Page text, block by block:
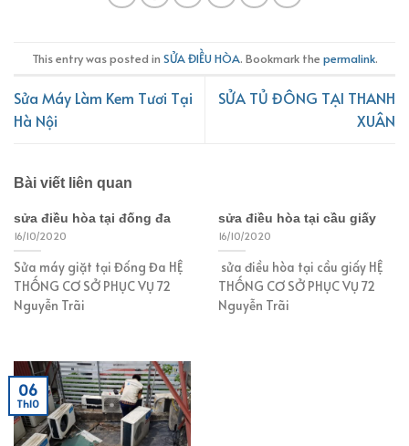
This entry was posted in SỬA ĐIỀU HÒA. Bookmark the permalink.
Sửa Máy Làm Kem Tươi Tại
Hà Nội
SỬA TỦ ĐÔNG TẠI THANH
XUÂN
Bài viết liên quan
sửa điều hòa tại đống đa
16/10/2020
Sửa máy giặt tại Đống Đa HỆ
THỐNG CƠ SỞ PHỤC VỤ 72
Nguyễn Trãi
sửa điều hòa tại cầu giấy
16/10/2020
sửa điều hòa tại cầu giấy HỆ
THỐNG CƠ SỞ PHỤC VỤ 72
Nguyễn Trãi
06
Th10